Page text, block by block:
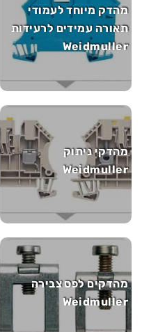
מהדק מיוחד לעמודי
תאורה עמידים לרעידות
Weidmuller
מהדקי ניתוק
Weidmuller
מהדקים לפס צבירה
Weidmuller